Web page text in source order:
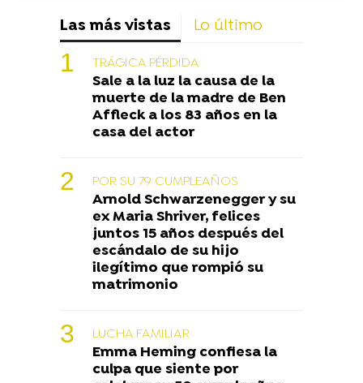
Las más vistas Lo último
TRÁGICA PÉRDIDA
Sale a la luz la causa de la
muerte de la madre de Ben
Affleck a los 83 años en la
casa del actor
POR SU 79 CUMPLEAÑOS
Arnold Schwarzenegger y su
ex Maria Shriver, felices
juntos 15 años después del
escándalo de su hijo
ilegítimo que rompió su
matrimonio
LUCHA FAMILIAR
Emma Heming confiesa la
culpa que siente por